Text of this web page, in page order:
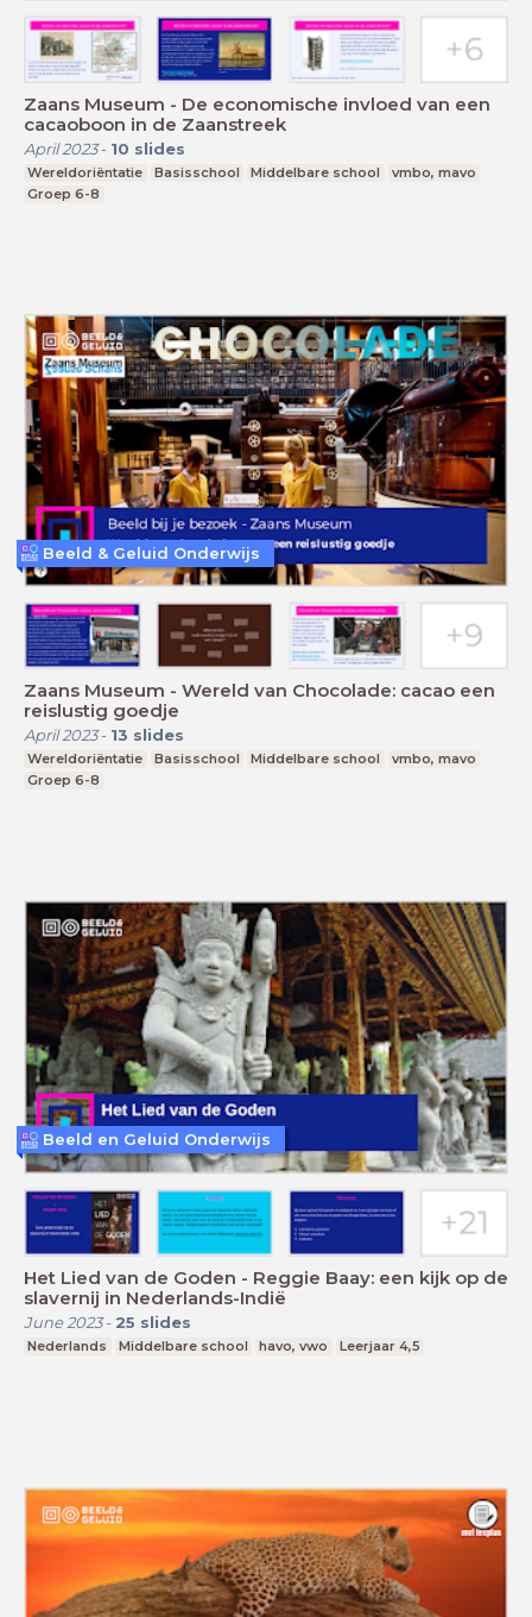
Zaans Museum - De economische invloed van een
cacaoboon in de Zaanstreek
April 2023- 10 slides
Wereldoriëntatie Basisschool Middelbare school
vmbo, mavo
Groep 6-8
Zaans Museum - Wereld van Chocolade: cacao een
reislustig goedje
April 2023- 13 slides
Wereldoriëntatie Basisschool Middelbare school
vmbo, mavo
Groep 6-8
Beeld & Geluid Onderwijs
Het Lied van de Goden - Reggie Baay: een kijk op de
slavernij in Nederlands-Indië
June 2023- 25 slides
Nederlands Middelbare school havo, vwo Leerjaar 4,5
Beeld en Geluid Onderwijs